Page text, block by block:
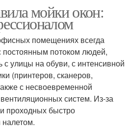
мойки окон:
помещениях всегда
постоянным потоком людей,
с улицы на обуви, с интенсивной
(принтеров, сканеров,
с несвоевременной
систем. Из-за
проходных быстро